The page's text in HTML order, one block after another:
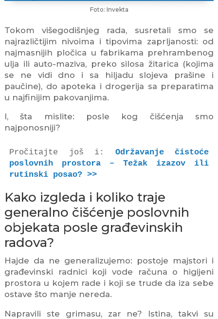
Foto: Invekta
Tokom višegodišnjeg rada, susretali smo se
najrazličtijim nivoima i tipovima zaprljanosti: od
najmasnijih pločica u fabrikama prehrambenog
ulja ili auto-maziva, preko silosa žitarica (kojima
se ne vidi dno i sa hiljadu slojeva prašine i
paučine), do apoteka i drogerija sa preparatima
u najfinijim pakovanjima.
I, šta mislite: posle kog čišćenja smo
najponosniji?
Pročitajte još i: Održavanje čistoće
poslovnih prostora – Težak izazov ili
rutinski posao? >>
Kako izgleda i koliko traje
generalno čišćenje poslovnih
objekata posle građevinskih
radova?
Hajde da ne generalizujemo: postoje majstori i
građevinski radnici koji vode računa o higijeni
prostora u kojem rade i koji se trude da iza sebe
ostave što manje nereda.
Napravili ste grimasu, zar ne? Istina, takvi su